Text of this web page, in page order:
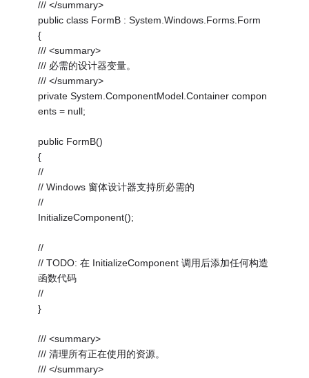
/// </summary>
public class FormB : System.Windows.Forms.Form
{
/// <summary>
/// 必需的设计器变量。
/// </summary>
private System.ComponentModel.Container compon
ents = null;
public FormB()
{
//
// Windows 窗体设计器支持所必需的
//
InitializeComponent();
//
// TODO: 在 InitializeComponent 调用后添加任何构造
函数代码
//
}
/// <summary>
/// 清理所有正在使用的资源。
/// </summary>